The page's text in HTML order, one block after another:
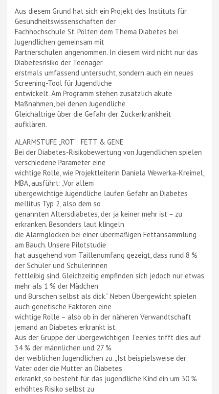
Aus diesem Grund hat sich ein Projekt des Instituts für
Gesundheitswissenschaften der
Fachhochschule St. Pölten dem Thema Diabetes bei
Jugendlichen gemeinsam mit
Partnerschulen angenommen. In diesem wird nicht nur das
Diabetesrisiko der Teenager
erstmals umfassend untersucht, sondern auch ein neues
Screening-Tool für Jugendliche
entwickelt. Am Programm stehen zusätzlich akute
Maßnahmen, bei denen Jugendliche
Gleichaltrige über die Gefahr der Zuckerkrankheit
aufklären.
ALARMSTUFE „ROT“: FETT & GENE
Bei der Diabetes-Risikobewertung von Jugendlichen spielen
verschiedene Parameter eine
wichtige Rolle, wie Projektleiterin Daniela Wewerka-Kreimel,
MBA, ausführt: „Vor allem
übergewichtige Jugendliche laufen Gefahr an Diabetes
mellitus Typ 2, also dem so
genannten Altersdiabetes, der ja keiner mehr ist – zu
erkranken. Besonders laut klingeln
die Alarmglocken bei einer übermäßigen Fettansammlung
am Bauch. Unsere Pilotstudie
hat ausgehend vom Taillenumfang gezeigt, dass rund 8 %
der Schüler und Schülerinnen
fettleibig sind. Gleichzeitig empfinden sich jedoch nur etwas
mehr als 1 % der Mädchen
und Burschen selbst als dick.“ Neben Übergewicht spielen
auch genetische Faktoren eine
wichtige Rolle – also ob in der näheren Verwandtschaft
jemand an Diabetes erkrankt ist.
Aus der Gruppe der übergewichtigen Teenies trifft dies auf
34 % der männlichen und 27 %
der weiblichen Jugendlichen zu. „Ist beispielsweise der
Vater oder die Mutter an Diabetes
erkrankt, so besteht für das jugendliche Kind ein um 30 %
erhöhtes Risiko selbst zu